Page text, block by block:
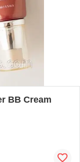
BB Cream